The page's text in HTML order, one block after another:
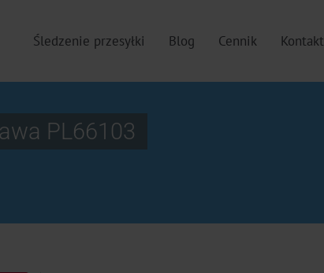
Śledzenie przesyłki Blog Cennik Kontakt
PL66103